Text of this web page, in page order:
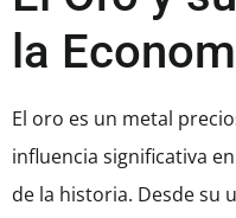
la
El oro es un metal
influencia significativa
de la historia. Desde su